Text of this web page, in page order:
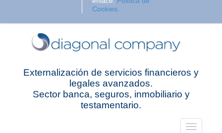
Cookies.
Externalización de servicios financieros y
legales avanzados.
Sector banca, seguros, inmobiliario y
testamentario.
Toggle